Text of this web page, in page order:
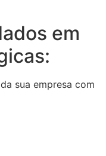
em
sua empresa com